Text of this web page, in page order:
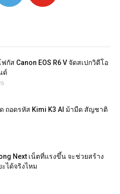
กัส Canon EOS R6 V จัดสเปกวิดีโอ
ด์
ถอดรหัส Kimi K3 AI ม้ามืด สัญชาติ
Next เน็ตที่แรงขึ้น จะช่วยสร้าง
ะได้จริงไหม